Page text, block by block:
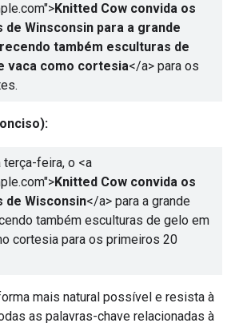
Knitted Cow convida os
Winsconsin para a grande
também esculturas de
vaca como cortesia</a> para os
terça-feira, o <a
Knitted Cow convida os
de Wisconsin</a> para a grande
também esculturas de gelo em
cortesia para os primeiros 20
mais natural possível e resista à
as palavras-chave relacionadas à